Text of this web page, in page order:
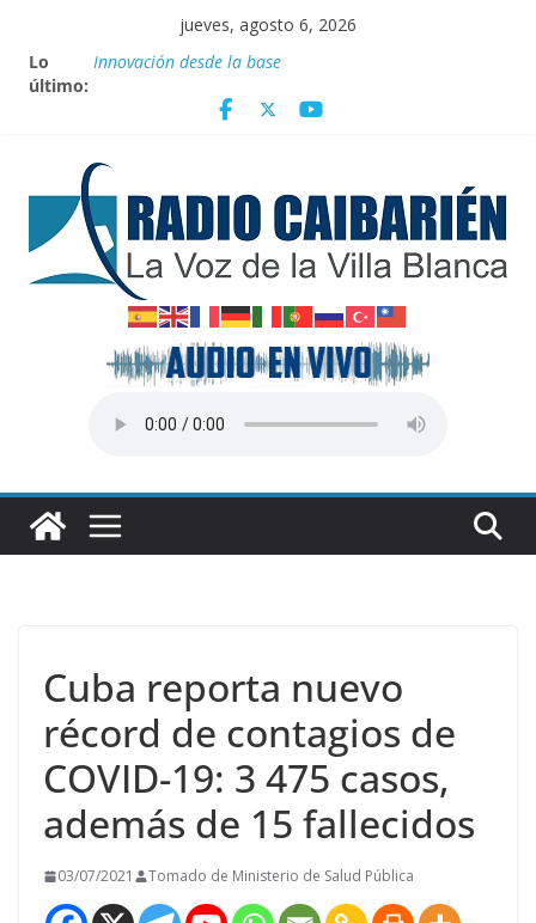
contenido
jueves, agosto 6, 2026
Lo
último:
Innovación desde la base
Agosto: Cuando la Tierra arde y el cielo se oscurece
Canciller cubano denuncia pretexto EEUU para
Empatan los equipos Tiburones de Caibarién y la
preselección de béisbol de Villa Clara en juego de
preparación
Cuba reporta nuevo
récord de contagios de
COVID-19: 3 475 casos,
además de 15 fallecidos
03/07/2021 Tomado de Ministerio de Salud Pública